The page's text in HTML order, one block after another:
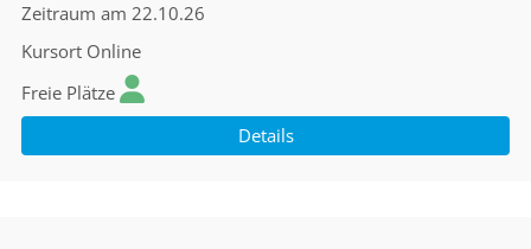
Zeitraum am 22.10.26
Kursort Online
Freie Plätze
Details